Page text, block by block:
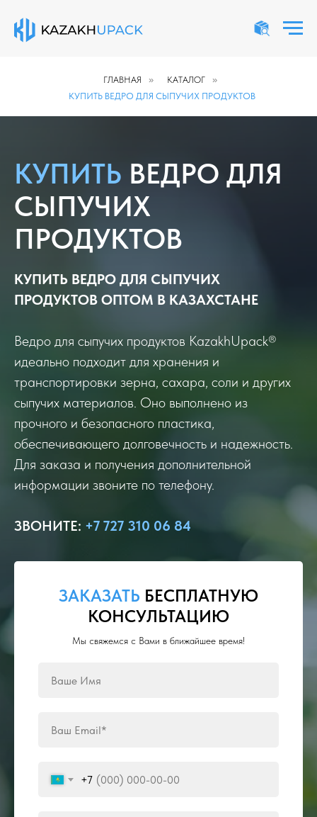
ГЛАВНАЯ » КАТАЛОГ
»
КУПИТЬ ВЕДРО ДЛЯ СЫПУЧИХ ПРОДУКТОВ
КУПИТЬ ВЕДРО ДЛЯ
СЫПУЧИХ
ПРОДУКТОВ
КУПИТЬ ВЕДРО ДЛЯ СЫПУЧИХ
ПРОДУКТОВ ОПТОМ В КАЗАХСТАНЕ
Ведро для сыпучих продуктов KazakhUpack®
идеально подходит для хранения и
транспортировки зерна, сахара, соли и других
сыпучих материалов. Оно выполнено из
прочного и безопасного пластика,
обеспечивающего долговечность и надежность.
Для заказа и получения дополнительной
информации звоните по телефону.
ЗВОНИТЕ: +7 727 310 06 84
ЗАКАЗАТЬ БЕСПЛАТНУЮ
КОНСУЛЬТАЦИЮ
Мы свяжемся с Вами в ближайшее время!
+7